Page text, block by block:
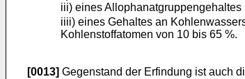
iii) eines Allophanatgruppengehaltes
iiii) eines Gehaltes an
Kohlenstoffatomen von 10 bis 65 %.
[0013] Gegenstand der Erfindung ist auch